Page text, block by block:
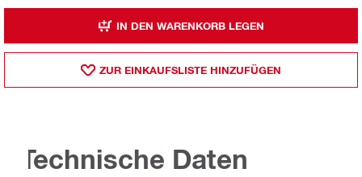
IN DEN WARENKORB LEGEN
ZUR EINKAUFSLISTE HINZUFÜGEN
Technische Daten